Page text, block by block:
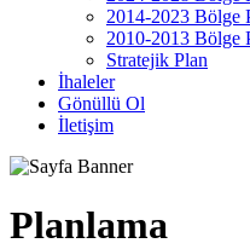
2014-2023 Bölge
2010-2013 Bölge
Stratejik Plan
İhaleler
Gönüllü Ol
İletişim
Planlama